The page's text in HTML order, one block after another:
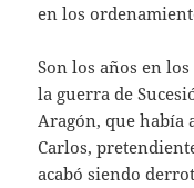
en los
Son los años en
la guerra de
Aragón, que había
Carlos,
acabó siendo